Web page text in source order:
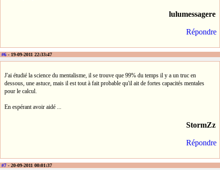
lulumessagere
Répondre
#6 - 19-09-2011 22:33:47
J'ai étudié la science du mentalisme, il se trouve que 99% du temps il y a un truc en
dessous, une astuce, mais il est tout à fait probable qu'il ait de fortes capacités mentales
pour le calcul.
En espérant avoir aidé ...
StormZz
Répondre
#7 - 20-09-2011 00:01:37